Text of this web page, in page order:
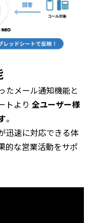
たメール通知機能と
トより 全ユーザー様
。
迅速に対応できる体
的な営業活動をサポ